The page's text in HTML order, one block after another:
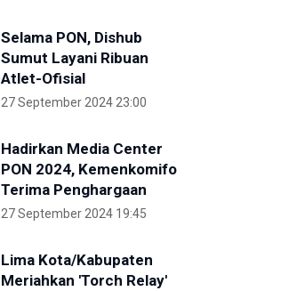
Selama PON, Dishub
Sumut Layani Ribuan
Atlet-Ofisial
27 September 2024 23:00
Hadirkan Media Center
PON 2024, Kemenkomifo
Terima Penghargaan
27 September 2024 19:45
Lima Kota/Kabupaten
Meriahkan 'Torch Relay'